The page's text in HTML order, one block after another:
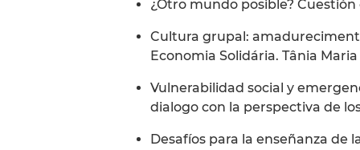
¿Otro mundo posible?
Cultura grupal:
Economia Solidária. Tânia
Vulnerabilidad social y
dialogo con la perspectiva de
Desafíos para la enseñanza de